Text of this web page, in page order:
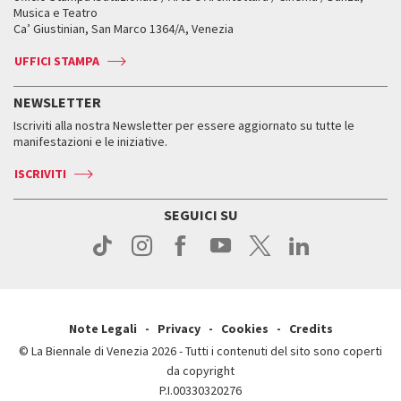
Come raggiungerci
Press
Orari e sedi
Accrediti
Come raggiungerci
Orari e sedi
Biglietti
Accrediti
Come raggiungerci
Contatti
Press
Come raggiungerci
Press
Leone d’oro alla carriera
Leone d’argento
Edizioni passate
Orari e sedi
Biglietti
Servizi al pubblico
Come raggiungerci
Contatti
Biennale College ASAC
ASAC DATI
Storia
Orari e sedi
Musica e Teatro
Ca’ Giustinian, San Marco 1364/A, Venezia
UFFICI STAMPA
NEWSLETTER
Iscriviti alla nostra Newsletter per essere aggiornato su tutte le
manifestazioni e le iniziative.
ISCRIVITI
SEGUICI SU
Note Legali Privacy Cookies
Credits
© La Biennale di Venezia 2026 - Tutti i contenuti del sito sono coperti
da copyright
P.I.00330320276